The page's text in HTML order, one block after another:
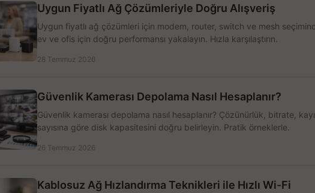
Uygun Fiyatlı Ağ Çözümleriyle Doğru Alışveriş
Uygun fiyatlı ağ çözümleri için modem, router, switch ve mesh
ev ve ofis için doğru performansı yakalayın. Hızla karşılaştırın.
28 Temmuz 2026
Güvenlik Kamerası Depolama Nasıl Hesaplanır?
Güvenlik kamerası depolama nasıl hesaplanır? Çözünürlük, bitrate,
sayısına göre disk kapasitesini doğru belirleyin. Pratik örneklerle.
26 Temmuz 2026
Kablosuz Ağ Hızlandırma Teknikleri ile Hızlı Wi-Fi